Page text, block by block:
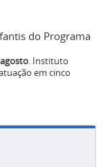
do Programa
. Instituto
em cinco